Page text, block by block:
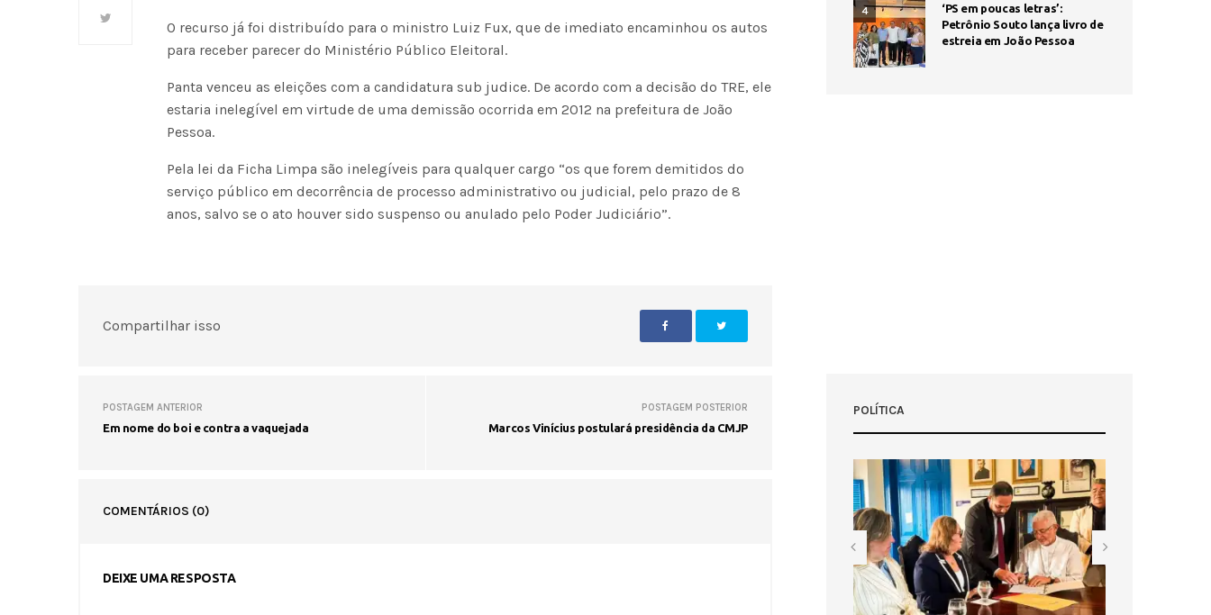
O recurso já foi distribuído para o ministro Luiz Fux, que de imediato encaminhou os autos
para receber parecer do Ministério Público Eleitoral.
Panta venceu as eleições com a candidatura sub judice. De acordo com a decisão do TRE, ele
estaria inelegível em virtude de uma demissão ocorrida em 2012 na prefeitura de João
Pessoa.
Pela lei da Ficha Limpa são inelegíveis para qualquer cargo “os que forem demitidos do
serviço público em decorrência de processo administrativo ou judicial, pelo prazo de 8
anos, salvo se o ato houver sido suspenso ou anulado pelo Poder Judiciário”.
Compartilhar isso
POSTAGEM ANTERIOR
Em nome do boi e contra a vaquejada
POSTAGEM POSTERIOR
Marcos Vinícius postulará presidência da CMJP
COMENTÁRIOS (0)
DEIXE UMA RESPOSTA
4
‘PS em poucas letras’:
Petrônio Souto lança livro de
estreia em João Pessoa
POLÍTICA